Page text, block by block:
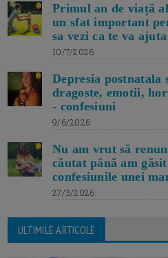
Primul an de viață
un sfat important
sa vezi ca te va ajuta
10/7/2026
Depresia postnatala
dragoste, emotii,
- confesiuni
9/6/2026
Nu am vrut să
căutat până am
confesiunile unei
27/3/2026
ULTIMILE ARTICOLE